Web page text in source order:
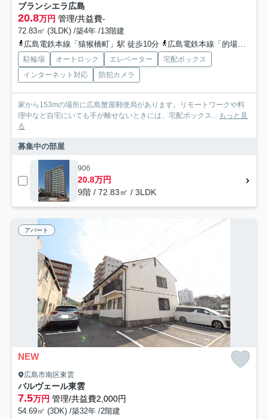
ブランシエラ広島
20.8万円 管理/共益費-
72.83㎡ (3LDK) /築4年 /13階建
広島電鉄本線「猿猴橋町」駅 徒歩10分
広島電鉄本線「的場町」駅 徒歩12分
駐輪場 オートロック エレベーター
宅配ボックス
インターネット対応
防犯カメラ
家から153mの場所に広島蟹屋郵便局があります。リモートワークや料
理中など自宅にいても手が離せないときには、宅配ボックス... もっと見
る
募集中の部屋
906
20.8万円
9階 / 72.83㎡ / 3LDK
アパート
NEW
広島市南区東雲
バルヴェール東雲
7.5万円 管理/共益費2,000円
54.69㎡ (3DK) /築32年 /2階建